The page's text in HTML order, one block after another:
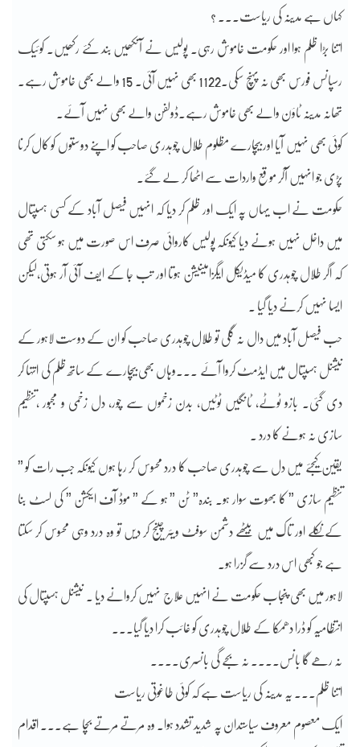
کہاں ہے مدینہ کی ریاست۔۔۔ ؟
اتنا بڑا ظلم ہوا اور حکومت خاموش رہی۔ پولیس نے آنکھیں بند کئے رکھیں۔ کوئیک
رسپانس فورس بھی نہ پہنچ سکی۔1122 بھی نہیں آئی۔ 15 والے بھی خاموش رہے۔
تھانہ مدینہ ٹاؤن والے بھی خاموش رہے۔ڈولفن والے بھی نہیں آئے۔
کوئی بھی نہیں آیا اور بیچارے مظلوم طلال چوہدری صاحب کو اپنے دوستوں کو کال کرنا
پڑی جو انہیں آکر موقع واردات سے اٹھا کر لے گئے۔
حکومت نے اب یہاں پہ ایک اور ظلم کر دیا کہ انہیں فیصل آباد کے کسی ہسپتال
میں داخل نہیں ہونے دیا کیونکہ پولیس کاروائی صرف اس صورت میں ہو سکتی تھی
کہ اگر طلال چوہدری کا میڈیکل ایگزامینیشن ہوتا اور تب جا کے ایف آئی آر ہوتی,لیکن
ایسا نہیں کرنے دیا گیا ۔
حب فیصل آباد میں دال نہ گلی تو طلال چوہدری صاحب کو ان کے دوست لاہور کے
نیشنل ہسپتال میں ایڈمٹ کروا آئے ۔۔۔وہاں بھی بیچارے کے ساتھ ظلم کی انتہا کر
دی گئی۔ بازو ٹوٹے, ٹانگیں ٹوٹیں, بدن زخموں سے چور, دل زخمی و مجبور ,تنظیم
سازی نہ ہونے کا درد ۔
یقین کیجئے میں دل سے چوہدری صاحب کا درد محسوس کر رہا ہوں کیونکہ جب رات کو ”
تنظیم سازی ” کا بھوت سوار ہو۔ بندہ” ٹن ” ہو کے ” موڈ آف ایکشن ” کی لسٹ بنا
کے نکلے اور تاک میں بیٹھے دشمن سوفٹ ویئر چینج کر دیں تو وہ درد وہی محسوس کر سکتا
ہے جو کبھی اس درد سے گزرا ہو۔
لاہور میں بھی پنجاب حکومت نے انہیں علاج نہیں کروانے دیا ۔ نیشنل ہسپتال کی
انتظامیہ کو ڈرا دھمکا کے طلال چوہدری کو غائب کرا دیا گیا۔۔۔
نہ رھے گا بانس۔۔۔۔ نہ بجے گی بانسری۔۔۔۔
اتنا ظلم۔۔۔ یہ مدینہ کی ریاست ہے کہ کوئی طاغوتی ریاست
ایک معصوم معروف سیاستدان پہ شدید تشدد ہوا۔ وہ مرتے مرتے بچا ہے۔۔۔ اقدام